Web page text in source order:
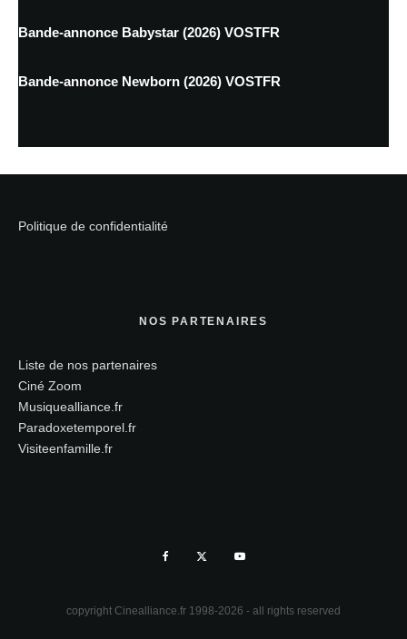
Bande-annonce Babystar (2026) VOSTFR
Bande-annonce Newborn (2026) VOSTFR
Politique de confidentialité
NOS PARTENAIRES
Liste de nos partenaires
Ciné Zoom
Musiquealliance.fr
Paradoxetemporel.fr
Visiteenfamille.fr
copyright Cinealliance.fr 1998-2026 - all rights reserved